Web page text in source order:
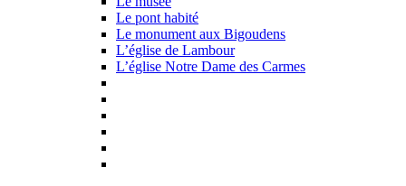
Le pont habité
Le monument aux Bigoudens
L’église de Lambour
L’église Notre Dame des Carmes